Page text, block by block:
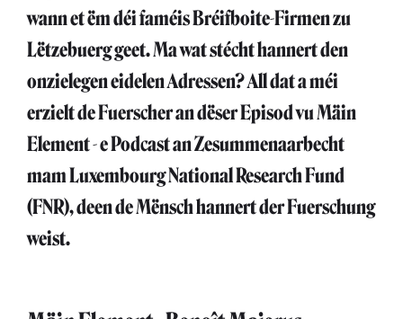
wann et ëm déi faméis Bréifboite-Firmen zu
Lëtzebuerg geet. Ma wat stécht hannert den
onzielegen eidelen Adressen? All dat a méi
erzielt de Fuerscher an dëser Episod vu Mäin
Element - e Podcast an Zesummenaarbecht
mam Luxembourg National Research Fund
(FNR), deen de Mënsch hannert der Fuerschung
weist.